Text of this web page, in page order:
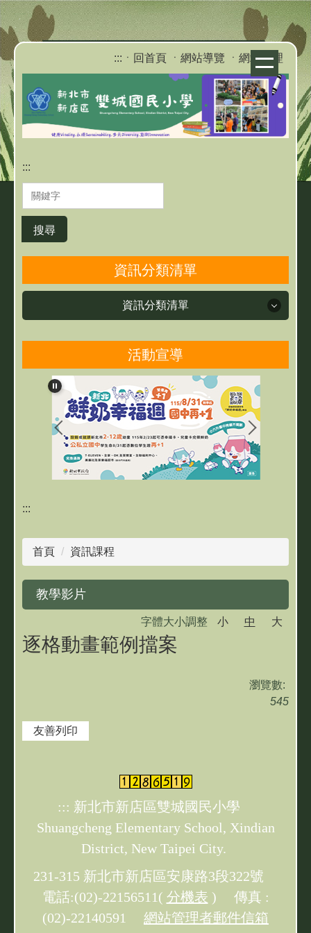
跳
到
主
要
內
容
區
::: ㆍ回首頁 ㆍ網站導覽 ㆍ網站管理
:::
搜尋
資訊分類清單
資訊分類清單
雙城團隊
最新消息
親師生研習及活動
教育相關資源
成果網站
雙城資訊專區
活動宣導
:::
首頁 資訊課程
教學影片
字體大小調整 小 中 大
逐格動畫範例擋案
瀏覽數:
545
友善列印
::: 新北市新店區雙城國民小學
Shuangcheng Elementary School, Xindian
District, New Taipei City.
231-315 新北市新店區安康路3段322號
電話:(02)-22156511( 分機表 ) 傳真 :
(02)-22140591 網站管理者郵件信箱